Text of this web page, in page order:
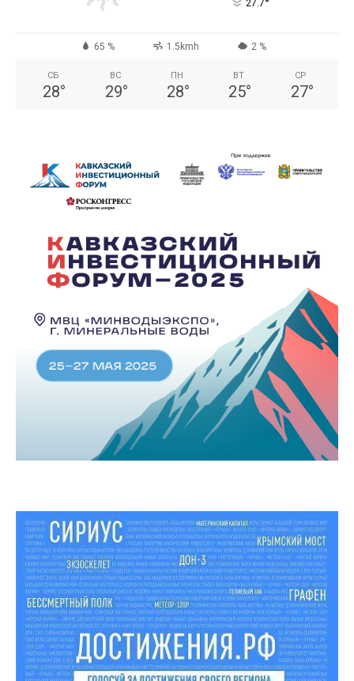
27.7°
65 % 1.5kmh 2 %
СБ
28°
ВС
29°
ПН
28°
ВТ
25°
СР
27°